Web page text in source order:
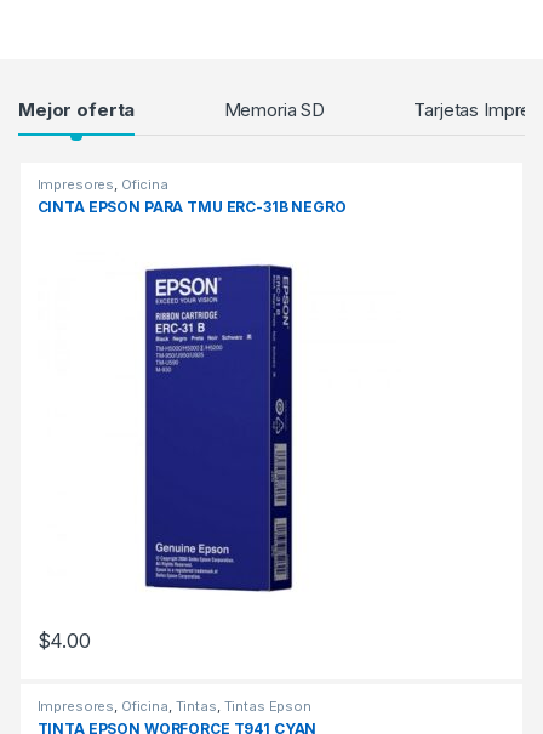
Products Grid
Mejor oferta Memoria SD Tarjetas
Impresores, Oficina
CINTA EPSON PARA TMU ERC-31B NEGRO
$4.00
Impresores, Oficina, Tintas, Tintas Epson
TINTA EPSON WORFORCE T941 CYAN